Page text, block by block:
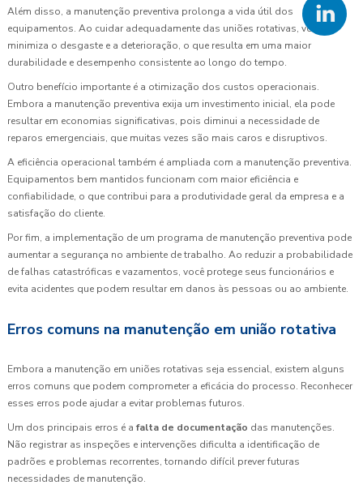
Além disso, a manutenção preventiva prolonga a vida útil dos
equipamentos. Ao cuidar adequadamente das uniões rotativas, você
minimiza o desgaste e a deterioração, o que resulta em uma maior
durabilidade e desempenho consistente ao longo do tempo.
Outro benefício importante é a otimização dos custos operacionais.
Embora a manutenção preventiva exija um investimento inicial, ela pode
resultar em economias significativas, pois diminui a necessidade de
reparos emergenciais, que muitas vezes são mais caros e disruptivos.
A eficiência operacional também é ampliada com a manutenção preventiva.
Equipamentos bem mantidos funcionam com maior eficiência e
confiabilidade, o que contribui para a produtividade geral da empresa e a
satisfação do cliente.
Por fim, a implementação de um programa de manutenção preventiva pode
aumentar a segurança no ambiente de trabalho. Ao reduzir a probabilidade
de falhas catastróficas e vazamentos, você protege seus funcionários e
evita acidentes que podem resultar em danos às pessoas ou ao ambiente.
Erros comuns na manutenção em união rotativa
Embora a manutenção em uniões rotativas seja essencial, existem alguns
erros comuns que podem comprometer a eficácia do processo. Reconhecer
esses erros pode ajudar a evitar problemas futuros.
Um dos principais erros é a falta de documentação das manutenções.
Não registrar as inspeções e intervenções dificulta a identificação de
padrões e problemas recorrentes, tornando difícil prever futuras
necessidades de manutenção.